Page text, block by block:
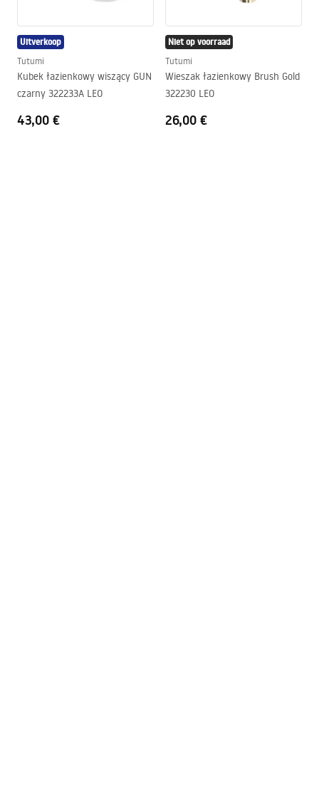
Uitverkoop
Tutumi
Kubek łazienkowy wiszący GUN
czarny 322233A LEO
43,00 €
Niet op voorraad
Tutumi
Wieszak łazienkowy Brush Gold
322230 LEO
26,00 €